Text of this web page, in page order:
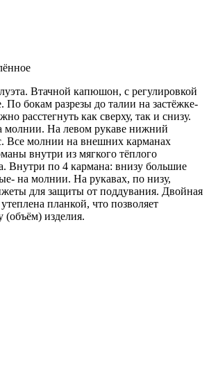
Втачной капюшон, с регулировкой
По бокам разрезы до талии на застёжке-
расстегнуть как сверху, так и снизу.
молнии. На левом рукаве нижний
Все молнии на внешних карманах
внутри из мягкого тёплого
Внутри по 4 кармана: внизу большие
на молнии. На рукавах, по низу,
для защиты от поддувания. Двойная
планкой, что позволяет
(объём) изделия.